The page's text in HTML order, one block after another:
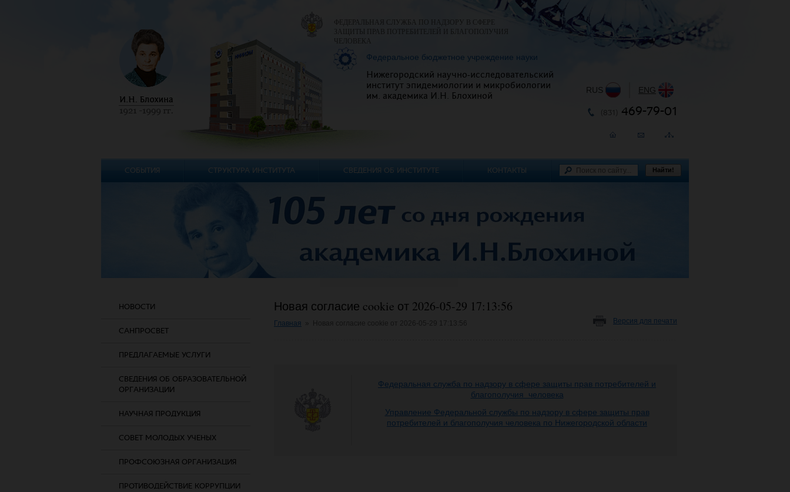
НОВОСТИ
САНПРОСВЕТ
ПРЕДЛАГАЕМЫЕ УСЛУГИ
СВЕДЕНИЯ ОБ ОБРАЗОВАТЕЛЬНОЙ
ОРГАНИЗАЦИИ
НАУЧНАЯ ПРОДУКЦИЯ
СОВЕТ МОЛОДЫХ УЧЕНЫХ
ПРОФСОЮЗНАЯ ОРГАНИЗАЦИЯ
ПРОТИВОДЕЙСТВИЕ КОРРУПЦИИ
Новая согласие cookie от 2026-05-29 17:13:56
Главная Версия для печати
Федеральная служба по надзору в сфере защиты прав потребителей и
благополучия человека
Управление Федеральной службы по надзору в сфере защиты прав
потребителей и благополучия человека по Нижегородской области
ФЕДЕРАЛЬНАЯ СЛУЖБА ПО НАДЗОРУ В СФЕРЕ
ЗАЩИТЫ ПРАВ ПОТРЕБИТЕЛЕЙ И БЛАГОПОЛУЧИЯ
ЧЕЛОВЕКА
Федеральное бюджетное учреждение науки
Нижегородский научно-исследовательский
институт эпидемиологии и микробиологии
им. академика И.Н. Блохиной
RUS ENG
469-79-01
СОБЫТИЯ СТРУКТУРА ИНСТИТУТА СВЕДЕНИЯ ОБ ИНСТИТУТЕ КОНТАКТЫ Найти!